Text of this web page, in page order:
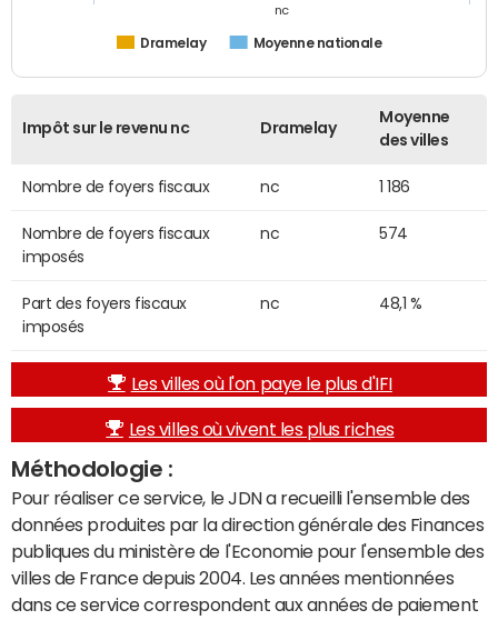
Dramelay Moyenne nationale
nc
Impôt sur le revenu nc Dramelay
Moyenne
des villes
Nombre de foyers fiscaux nc 1 186
Nombre de foyers fiscaux
imposés
nc 574
Part des foyers fiscaux
imposés
nc 48,1 %
Les villes où l'on paye le plus d'IFI
Les villes où vivent les plus riches
Méthodologie :
Pour réaliser ce service, le JDN a recueilli l'ensemble des
données produites par la direction générale des Finances
publiques du ministère de l'Economie pour l'ensemble des
villes de France depuis 2004. Les années mentionnées
dans ce service correspondent aux années de paiement